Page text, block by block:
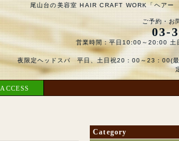
尾山台の美容室 HAIR CRAFT WORK「ヘアー
ご予約・お
03-
営業時間：平日10:00～20:00
夜限定ヘッドスパ 平日、土日祝20：00～23：00(
ACCESS
Category